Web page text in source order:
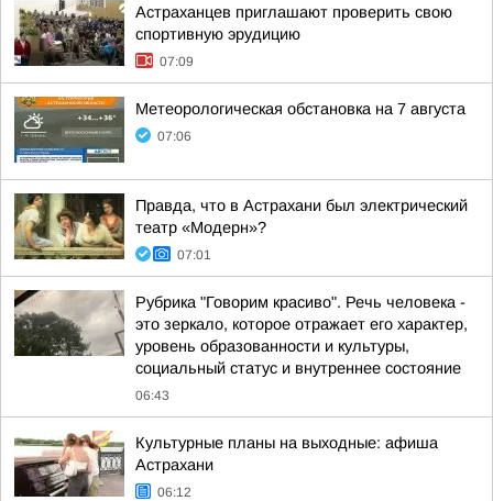
Астраханцев приглашают проверить свою
спортивную эрудицию
07:09
Метеорологическая обстановка на 7 августа
07:06
Правда, что в Астрахани был электрический
театр «Модерн»?
07:01
Рубрика "Говорим красиво". Речь человека -
это зеркало, которое отражает его характер,
уровень образованности и культуры,
социальный статус и внутреннее состояние
06:43
Культурные планы на выходные: афиша
Астрахани
06:12